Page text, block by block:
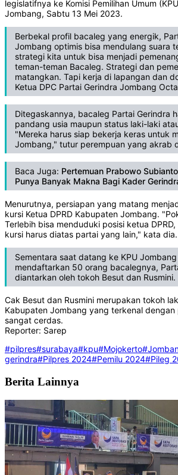
legislatifnya ke Komisi Pemilihan Umum
Jombang, Sabtu 13 Mei 2023.
Berbekal profil bacaleg yang energik,
Jombang optimis bisa mendulang suara
strategi kita untuk bisa menjadi
teman-teman Bacaleg. Strategi dan
matangkan. Tapi kerja di lapangan dan
Ketua DPC Partai Gerindra Jombang
Ditegaskannya, bacaleg Partai Gerindra
pandang usia maupun status laki-laki
"Mereka harus siap bekerja keras untuk
Jombang," tutur perempuan yang akrab
Baca Juga: Pertemuan Prabowo
Punya Banyak Makna Bagi Kader
Menurutnya, persiapan yang matang
kursi Ketua DPRD Kabupaten Jombang.
Terlebih bisa menduduki posisi ketua
kursi harus diatas partai yang lain," kata dia.
Sementara saat datang ke KPU
mendaftarkan 50 orang bacalegnya,
diantarkan oleh tokoh Besut dan Rusmini.
Cak Besut dan Rusmini merupakan tokoh
Kabupaten Jombang yang terkenal
sangat cerdas.
Reporter: Sarep
#pilpres#surabaya#kpu#Mojokerto
gerindra#Pilpres 2024#Pemilu 2024#Pileg
Berita Lainnya